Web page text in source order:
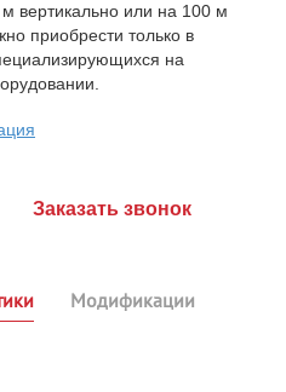
вертикально или на 100 м
приобрести только в
на
Заказать звонок
Модификации